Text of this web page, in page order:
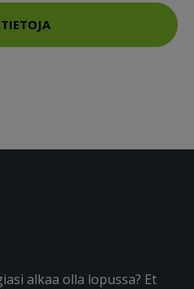
alkaa olla lopussa? Et